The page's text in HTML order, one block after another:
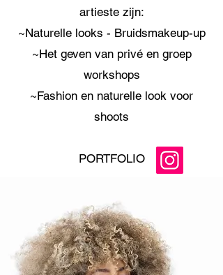
artieste zijn:
~Naturelle looks - Bruidsmakeup-up
~Het geven van privé en groep
workshops
~Fashion en naturelle look voor
shoots
PORTFOLIO​​​
make-up, make-up workshop limburg, vrijgezellen
bruids make-up en haar regio hasselt, bruidsmake-up
regio Limburg, minerale make-up, verkoop make-up
producten voor gevoelige huid, make-up MUD verkoop
Limburg, Mud make-up verkoop regio Hasselt, make-up
advies, goede make-up producten, Anke-up artiest regio
hasselt make-up artiest herk de Stad, make-up producten